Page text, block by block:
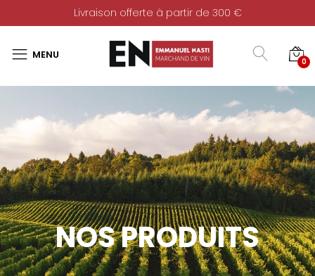
Livraison offerte à partir de 300 €
0
NOS PRODUITS